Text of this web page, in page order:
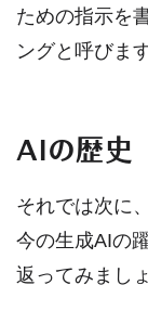
ための指示を
ングと呼びます
AIの歴史
それでは次に
今の生成AIの
返ってみまし